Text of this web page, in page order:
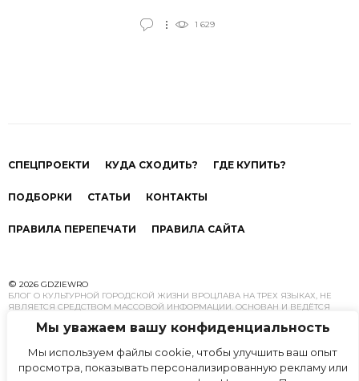
Мы уважаем вашу конфиденциальность
Мы используем файлы cookie, чтобы улучшить ваш опыт
просмотра, показывать персонализированную рекламу или
подняться на лифте, открывается чудесная панорама
Вроцлава, а в ясную погоду можно увидеть даже
1 629
СПЕЦПРОЕКТИ КУДА СХОДИТЬ? ГДЕ КУПИТЬ?
ПОДБОРКИ СТАТЬИ КОНТАКТЫ
ПРАВИЛА ПЕРЕПЕЧАТИ ПРАВИЛА САЙТА
© 2026 GDZIEWRO
БЛОГ О КУЛЬТУРНОЙ ГОРОДСКОЙ ЖИЗНИ ВРОЦЛАВА НА ТРЕХ ЯЗЫКАХ, НЕ
ЯВЛЯЕТСЯ СРЕДСТВОМ МАССОВОЙ ИНФОРМАЦИИ. ОСНОВАН И ВЕДЁТСЯ
ПЕРЕПЕЧАТКА МАТЕРИАЛОВ GDZIEWRO.COM РАЗРЕШЕНА ТОЛЬКО С
РЕДАКЦИИ НЕ ВСЕГДА МОЖЕТ СОВПАДАТЬ С МНЕНИЕМ АВТОРОВ